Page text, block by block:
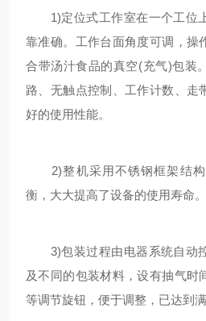
1)定位式工作室在一个工位
靠准确。工作台面角度可调，操
合带汤汁食品的真空(充气)包装
路、无触点控制、工作计数、走
好的使用性能。
2)整机采用不锈钢框架结构
衡，大大提高了设备的使用寿命。
3)包装过程由电器系统自动
及不同的包装材料，设有抽气时
等调节旋钮，便于调整，已达到满